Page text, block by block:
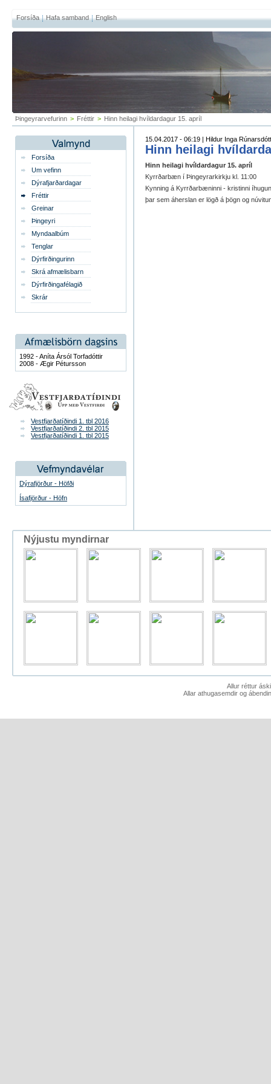
Forsíða Hafa samband English
Þingeyrarvefurinn > Fréttir > Hinn heilagi hvíldardagur 15. apríl
Forsíða
Um vefinn
Dýrafjarðardagar
Fréttir
Greinar
Þingeyri
Myndaalbúm
Tenglar
Dýrfirðingurinn
Skrá afmælisbarn
Dýrfirðingafélagið
Skrár
1992 - Aníta Ársól Torfadóttir
2008 - Ægir Pétursson
Vestfjarðatíðindi 1. tbl 2016
Vestfjarðatíðindi 2. tbl 2015
Vestfjarðatíðindi 1. tbl 2015
Dýrafjörður - Höfði
Ísafjörður - Höfn
15.04.2017 - 06:19 | Hildur Inga
Hinn heilagi
Hinn heilagi hvíldardagur 15. apríl
Kyrrðarbæn í Þingeyrarkirkju kl. 11:00
Kynning á Kyrrðarbæninni - kristinni
þar sem áherslan er lögð á þögn og
Nýjustu myndirnar
Allur réttur
Allar athugasemdir og